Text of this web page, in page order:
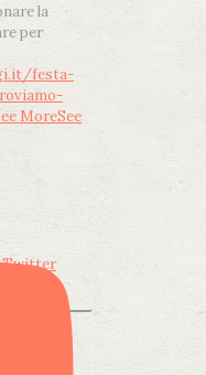
la
per
festa-
MoreSee
Twitter